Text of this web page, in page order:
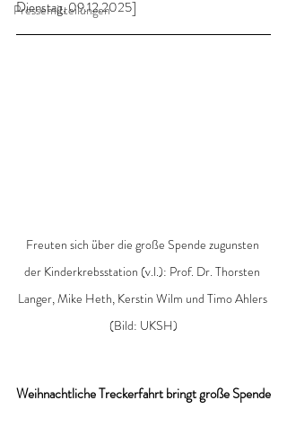
Pressemitteilungen
Dienstag, 09.12.2025]
Freuten sich über die große Spende zugunsten
der Kinderkrebsstation (v.l.): Prof. Dr. Thorsten
Langer, Mike Heth, Kerstin Wilm und Timo Ahlers
(Bild: UKSH)
Weihnachtliche Treckerfahrt bringt große Spende